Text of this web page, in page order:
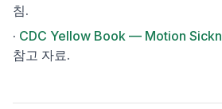
침.
· CDC Yellow Book — Motion
참고 자료.